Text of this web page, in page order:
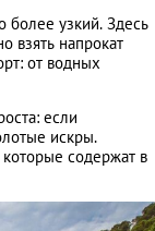
более узкий. Здесь
взять напрокат
от водных
если
искры.
содержат в